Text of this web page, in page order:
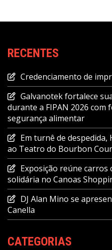
RECENTES
Credenciamento de
Galvanotek fortalece
durante a FIPAN 2026 com
segurança alimentar
Em turnê de
ao Teatro do Bourbon
Exposição reúne carros
solidária no Canoas
DJ Alan Mino se
Canella
CATEGORIAS